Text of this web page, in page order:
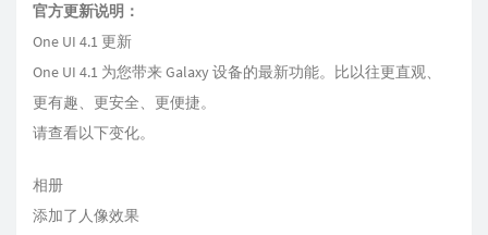
官方更新说明：
One UI 4.1 更新
One UI 4.1 为您带来 Galaxy 设备的最新功能。比以往更直观、
更有趣、更安全、更便捷。
请查看以下变化。
相册
添加了人像效果